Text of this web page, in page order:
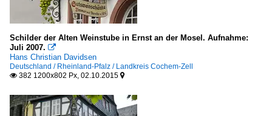
Schilder der Alten Weinstube in Ernst an der Mosel. Aufnahme:
Juli 2007. 
Hans Christian Davidsen
Deutschland / Rheinland-Pfalz / Landkreis Cochem-Zell
 382 1200x802 Px, 02.10.2015 